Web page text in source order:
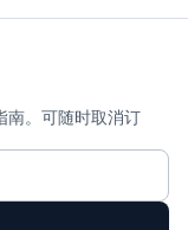
南。可随时取消订